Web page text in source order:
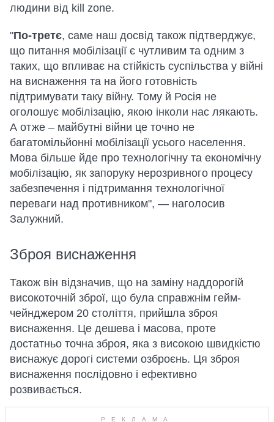
людини від kill zone.
"По-третє, саме наш досвід також підтверджує,
що питання мобілізації є чутливим та одним з
таких, що впливає на стійкість суспільства у війні
на виснаження та на його готовність
підтримувати таку війну. Тому й Росія не
оголошує мобілізацію, якою інколи нас лякають.
А отже – майбутні війни це точно не
багатомільйонні мобілізації усього населення.
Мова більше йде про технологічну та економічну
мобілізацію, як запоруку нерозривного процесу
забезпечення і підтримання технологічної
переваги над противником", — наголосив
Залужний.
Зброя виснаження
Також він відзначив, що на заміну наддорогій
високоточній зброї, що була справжнім гейм-
чейнджером 20 століття, прийшла зброя
виснаження. Це дешева і масова, проте
достатньо точна зброя, яка з високою швидкістю
виснажує дорогі системи озброєнь. Ця зброя
виснаження послідовно і ефективно
розвивається.